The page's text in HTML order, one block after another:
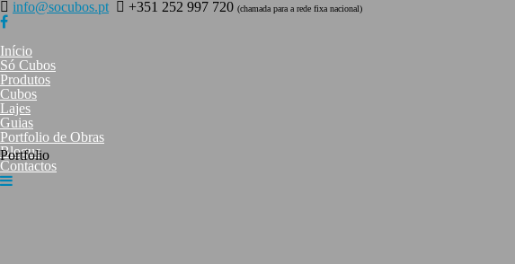
Skip
to
info@socubos.pt +351 252 997 720 (chamada para a rede fixa nacional)
Início
Só Cubos
Produtos
Cubos
Lajes
Guias
Portfolio de Obras
Blogue
Contactos
Portfolio